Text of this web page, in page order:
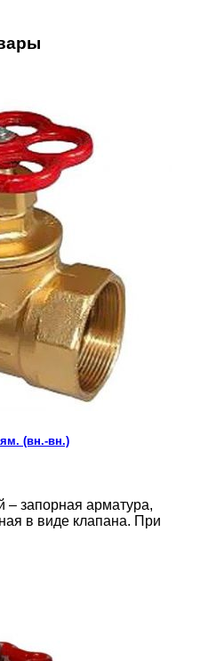
(вн.-вн.)
запорная арматура,
в виде клапана. При